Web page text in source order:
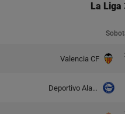
La Liga
Valencia CF
Deportivo Alaves